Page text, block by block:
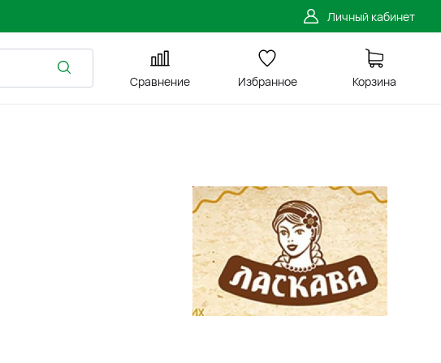
Личный кабинет
Сравнение Избранное Корзина